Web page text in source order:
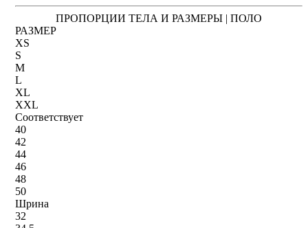
ПРОПОРЦИИ ТЕЛА И РАЗМЕРЫ | ПОЛО
РАЗМЕР
XS
S
M
L
XL
XXL
Соответствует
40
42
44
46
48
50
Шрина
32